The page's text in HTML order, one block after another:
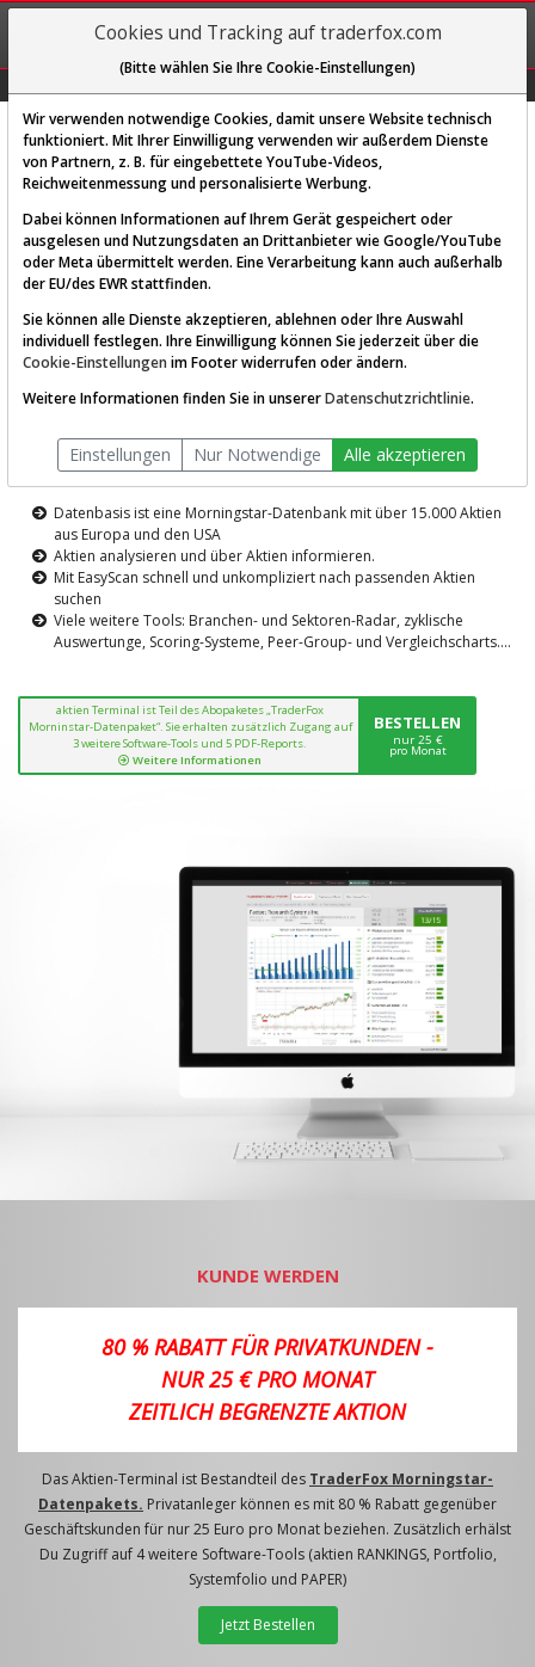
REGIS-
TRIEREN
Diese Funktion ist nur für
AKTIEN-TERMINAL
Die Aktienanalyse-Plattform von
TraderFox
Datenbasis ist eine Morningstar-Datenbank mit über 15.000 Aktien
aus Europa und den USA
Aktien analysieren und über Aktien informieren.
Mit EasyScan schnell und unkompliziert nach passenden Aktien
suchen
Viele weitere Tools: Branchen- und Sektoren-Radar, zyklische
Auswertunge, Scoring-Systeme, Peer-Group- und Vergleichscharts....
aktien Terminal ist Teil des Abopaketes „TraderFox
Morninstar-Datenpaket“. Sie erhalten zusätzlich Zugang auf
3 weitere Software-Tools und 5 PDF-Reports.
Weitere Informationen
BESTELLEN
nur 25 €
pro Monat
KUNDE WERDEN
80 % RABATT FÜR PRIVATKUNDEN -
NUR 25 € PRO MONAT
ZEITLICH BEGRENZTE AKTION
Das Aktien-Terminal ist Bestandteil des TraderFox Morningstar-
Datenpakets. Privatanleger können es mit 80 % Rabatt gegenüber
Geschäftskunden für nur 25 Euro pro Monat beziehen. Zusätzlich erhälst
Du Zugriff auf 4 weitere Software-Tools (aktien RANKINGS, Portfolio,
Systemfolio und PAPER)
Jetzt Bestellen
Cookies und Tracking auf traderfox.com
(Bitte wählen Sie Ihre Cookie-Einstellungen)
Wir verwenden notwendige Cookies, damit unsere Website technisch
funktioniert. Mit Ihrer Einwilligung verwenden wir außerdem Dienste
von Partnern, z. B. für eingebettete YouTube-Videos,
Reichweitenmessung und personalisierte Werbung.
Dabei können Informationen auf Ihrem Gerät gespeichert oder
ausgelesen und Nutzungsdaten an Drittanbieter wie Google/YouTube
oder Meta übermittelt werden. Eine Verarbeitung kann auch außerhalb
der EU/des EWR stattfinden.
Sie können alle Dienste akzeptieren, ablehnen oder Ihre Auswahl
individuell festlegen. Ihre Einwilligung können Sie jederzeit über die
Cookie-Einstellungen im Footer widerrufen oder ändern.
Weitere Informationen finden Sie in unsererDatenschutzrichtlinie.
Einstellungen Nur Notwendige Alle akzeptieren